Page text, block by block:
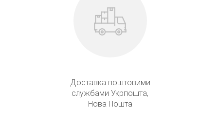
Доставка поштовими
службами Укрпошта,
Нова Пошта